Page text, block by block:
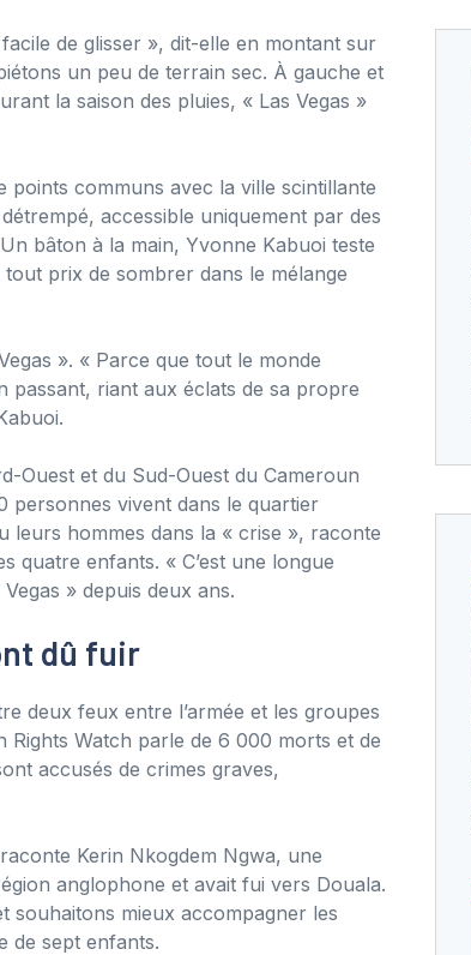
de glisser », dit-elle en montant sur
un peu de terrain sec. À gauche et
la saison des pluies, « Las Vegas »
points communs avec la ville scintillante
accessible uniquement par des
bâton à la main, Yvonne Kabuoi teste
prix de sombrer dans le mélange
». « Parce que tout le monde
passant, riant aux éclats de sa propre
Ouest et du Sud-Ouest du Cameroun
personnes vivent dans le quartier
hommes dans la « crise », raconte
quatre enfants. « C’est une longue
» depuis deux ans.
dû fuir
deux feux entre l’armée et les groupes
Rights Watch parle de 6 000 morts et de
accusés de crimes graves,
Kerin Nkogdem Ngwa, une
anglophone et avait fui vers Douala.
souhaitons mieux accompagner les
de sept enfants.